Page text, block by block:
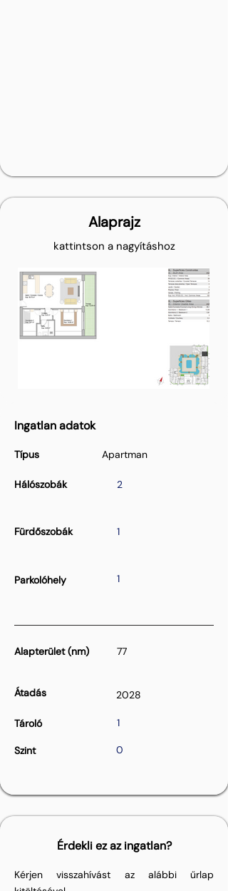
Alaprajz
kattintson a nagyításhoz
Ingatlan adatok
Típus
Hálószobák
Apartman
2
Fürdőszobák 1
Parkolóhely 1
Alapterület (nm) 77
Átadás 2028
Tároló 1
Szint 0
Érdekli ez az ingatlan?
Kérjen visszahívást az alábbi űrlap